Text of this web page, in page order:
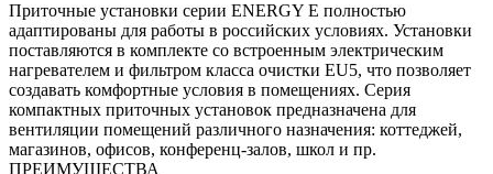
Приточные установки серии ENERGY E полностью
адаптированы для работы в российских условиях. Установки
поставляются в комплекте со встроенным электрическим
нагревателем и фильтром класса очистки EU5, что позволяет
создавать комфортные условия в помещениях. Серия
компактных приточных установок предназначена для
вентиляции помещений различного назначения: коттеджей,
магазинов, офисов, конференц-залов, школ и пр.
ПРЕИМУЩЕСТВА